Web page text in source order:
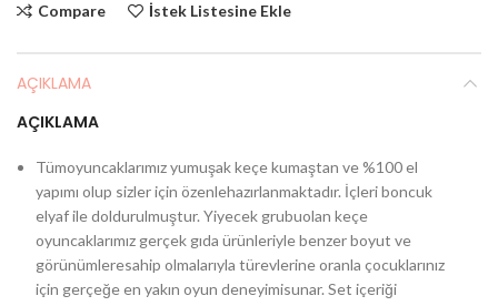
Compare İstek Listesine Ekle
AÇIKLAMA
AÇIKLAMA
Tümoyuncaklarımız yumuşak keçe kumaştan ve %100 el
yapımı olup sizler için özenlehazırlanmaktadır. İçleri boncuk
elyaf ile doldurulmuştur. Yiyecek grubuolan keçe
oyuncaklarımız gerçek gıda ürünleriyle benzer boyut ve
görünümleresahip olmalarıyla türevlerine oranla çocuklarınız
için gerçeğe en yakın oyun deneyimisunar. Set içeriği